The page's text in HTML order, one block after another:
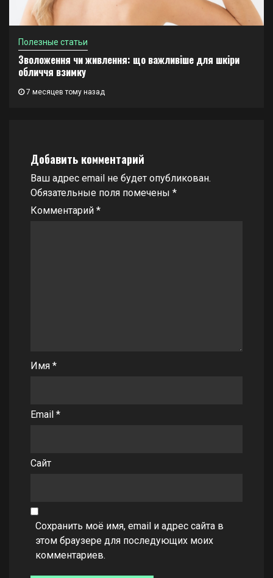
Полезные статьи
Зволоження чи живлення: що важливіше для шкіри
обличчя взимку
7 месяцев тому назад
Добавить комментарий
Ваш адрес email не будет опубликован.
Обязательные поля помечены *
Комментарий *
Имя *
Email *
Сайт
Сохранить моё имя, email и адрес сайта в
этом браузере для последующих моих
комментариев.